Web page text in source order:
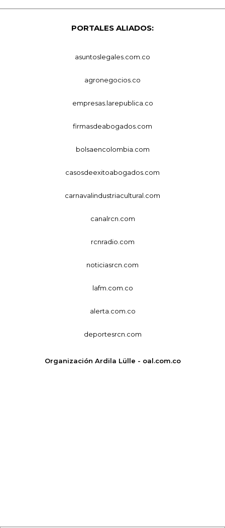
PORTALES ALIADOS:
asuntoslegales.com.co
agronegocios.co
empresas.larepublica.co
firmasdeabogados.com
bolsaencolombia.com
casosdeexitoabogados.com
carnavalindustriacultural.com
canalrcn.com
rcnradio.com
noticiasrcn.com
lafm.com.co
alerta.com.co
deportesrcn.com
Organización Ardila Lülle - oal.com.co